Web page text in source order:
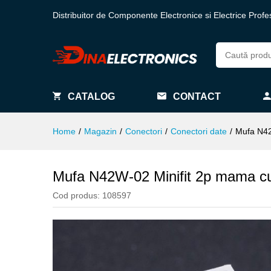
Distribuitor de Componente Electronice si Electrice
CATALOG CONTACT
Home / Magazin / Conectori / Conectori date / Mufa
Mufa N42W-02 Minifit 2p mama
Cod produs: 108597